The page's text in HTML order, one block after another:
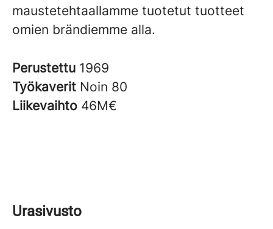
maustetehtaallamme tuotetut tuotteet
omien brändiemme alla.
Perustettu 1969
Työkaverit Noin 80
Liikevaihto 46M€
Urasivusto